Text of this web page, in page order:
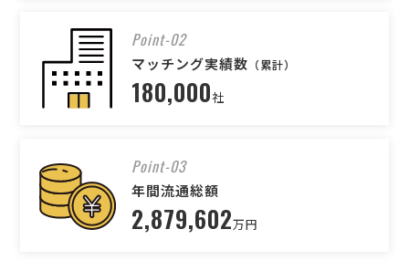
Point-02
マッチング実績数 （累計）
180,000社
Point-03
年間流通総額
2,879,602万円